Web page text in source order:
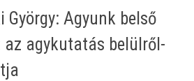
György: Agyunk belső
az agykutatás belülről-